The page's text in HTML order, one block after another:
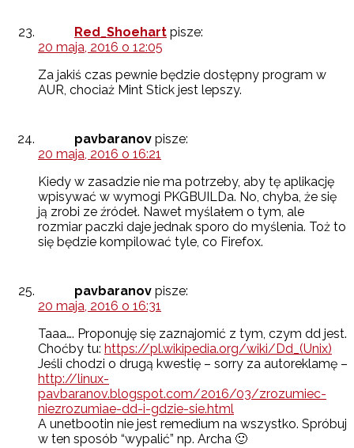
Red_Shoehart pisze:
20 maja, 2016 o 12:05
Za jakiś czas pewnie będzie dostępny program w
AUR, chociaż Mint Stick jest lepszy.
pavbaranov pisze:
20 maja, 2016 o 16:21
Kiedy w zasadzie nie ma potrzeby, aby tę aplikację
wpisywać w wymogi PKGBUILDa. No, chyba, że się
ją zrobi ze źródeł. Nawet myślałem o tym, ale
rozmiar paczki daje jednak sporo do myślenia. Toż to
się będzie kompilować tyle, co Firefox.
pavbaranov pisze:
20 maja, 2016 o 16:31
Taaa…. Proponuję się zaznajomić z tym, czym dd jest.
Choćby tu: https://pl.wikipedia.org/wiki/Dd_(Unix)
Jeśli chodzi o drugą kwestię – sorry za autoreklamę –
http://linux-
pavbaranov.blogspot.com/2016/03/zrozumiec-
niezrozumiae-dd-i-gdzie-sie.html
A unetbootin nie jest remedium na wszystko. Spróbuj
w ten sposób “wypalić” np. Archa 🙂